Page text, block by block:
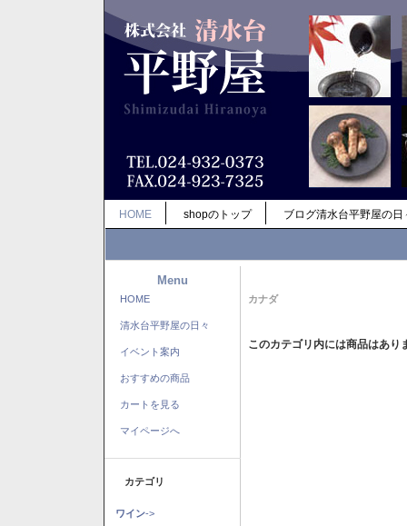
HOME shopのトップ ブログ清水台平野屋の日
Menu
HOME
清水台平野屋の日々
イベント案内
おすすめの商品
カートを見る
マイページへ
カテゴリ
ワイン->
カナダ
このカテゴリ内には商品はあり